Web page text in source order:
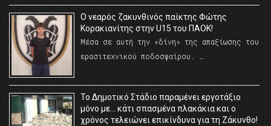
O νεαρός ζακυνθινός παίκτης Φώτης
Κορακιανίτης στην U15 του ΠΑΟΚ!
Μέσα σε αυτή την «δίνη» της απαξίωσης του
ερασιτεχνικού ποδοσφαίρου. …
Το Δημοτικό Στάδιο παραμένει εργοτάξιο
μόνο με… κάτι σπασμένα πλακάκια και ο
χρόνος τελειώνει επικίνδυνα για τη Ζάκυνθο!